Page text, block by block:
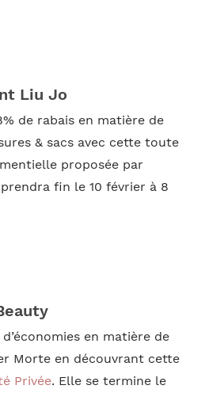
Liu Jo
de rabais en matière de
& sacs avec cette toute
proposée par
fin le 10 février à 8
en matière de
Morte en découvrant cette
Privée. Elle se termine le